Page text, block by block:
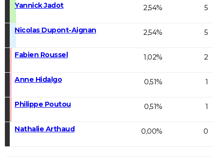
Yannick Jadot 2,54% 5
Nicolas Dupont-Aignan 2,54% 5
Fabien Roussel 1,02% 2
Anne Hidalgo 0,51% 1
Philippe Poutou 0,51% 1
Nathalie Arthaud 0,00% 0